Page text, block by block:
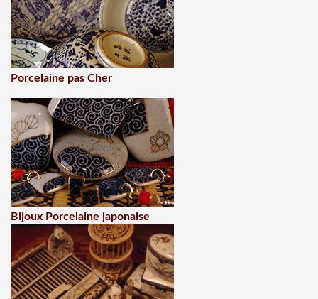
Porcelaine pas Cher
Bijoux Porcelaine japonaise